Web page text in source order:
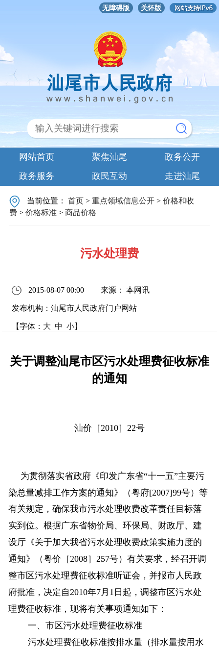
无障碍版 关怀版
网站首页 聚焦汕尾
政务公开
政务服务
政民互动 走进汕尾
当前位置：首页 >重点领域信息公开 >价格和收
费 >价格标准 >商品价格
污水处理费
2015-08-07 00:00 来源： 本网讯
发布机构：汕尾市人民政府门户网站
【字体： 大 中 小】
关于调整汕尾市区污水处理费征收标准
的通知
汕价［2010］ 22号
为贯彻落实省政府《印发广东省“十一五”主要污
染总量减排工作方案的通知》（粤府[2007]99号）等
有关规定，确保我市污水处理收费改革责任目标落
实到位。根据广东省物价局、环保局、财政厅、建
设厅《关于加大我省污水处理收费政策实施力度的
通知》（粤价［2008］257号）有关要求，经召开调
整市区污水处理费征收标准听证会，并报市人民政
府批准，决定自2010年7月 1 日起，调整市区污水处
理费征收标准，现将有关事项通知如下：
一、市区污水处理费征收标准
污水处理费征收标准按排水量（排水量按用水